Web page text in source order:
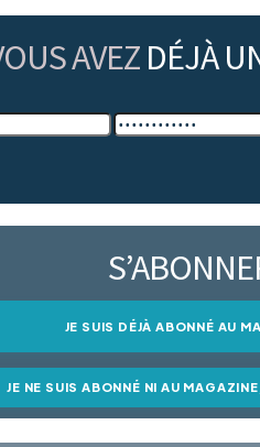
AVEZ DÉJÀ
JE SUIS DÉJÀ ABONNÉ AU
JE NE SUIS ABONNÉ NI AU